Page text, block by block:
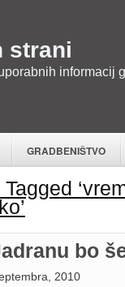
strani
informacij
GRADBENIŠTVO
Tagged
bo
2010